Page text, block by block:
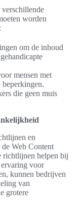
worden
om de inhoud
mensen met
die geen muis
en
Web Content
helpen bij
voor
kunnen bedrijven
van
grotere